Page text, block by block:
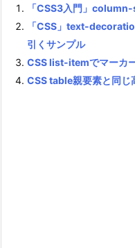
「CSS3入門」
「CSS」text-
引くサンプル
CSS list-itemでマーカ
CSS table親要素と同じ